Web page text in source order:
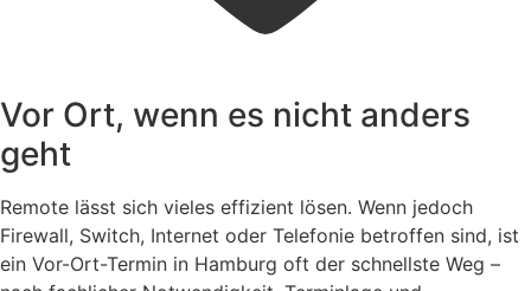
Vor Ort, wenn es nicht anders
geht
Remote lässt sich vieles effizient lösen. Wenn jedoch
Firewall, Switch, Internet oder Telefonie betroffen sind, ist
ein Vor-Ort-Termin in Hamburg oft der schnellste Weg –